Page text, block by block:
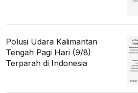
Polusi Udara Kalimantan
Tengah Pagi Hari (9/8)
Terparah di Indonesia